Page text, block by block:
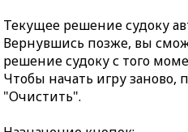
Текущее решение судоку
Вернувшись позже, вы
решение судоку с того
Чтобы начать игру заново,
"Очистить".